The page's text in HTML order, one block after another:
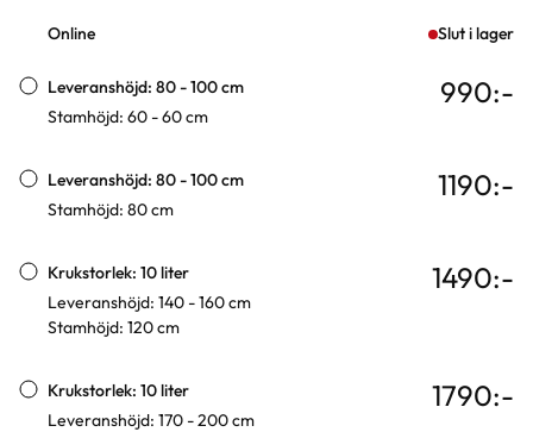
Online Slut i lager
Leveranshöjd: 80 - 100 cm
Stamhöjd: 60 - 60 cm
990:-
Leveranshöjd: 80 - 100 cm
Stamhöjd: 80 cm
1190:-
Krukstorlek: 10 liter
Leveranshöjd: 140 - 160 cm
Stamhöjd: 120 cm
1490:-
Krukstorlek: 10 liter
Leveranshöjd: 170 - 200 cm
1790:-